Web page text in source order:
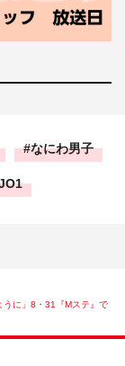
なにわ男子
うに」8・31『Mステ』で